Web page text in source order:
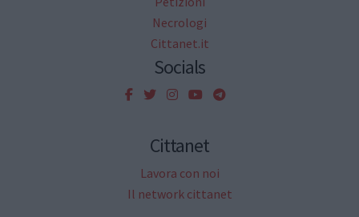
Necrologi
Cittanet.it
Socials
Cittanet
Lavora con noi
Il network cittanet